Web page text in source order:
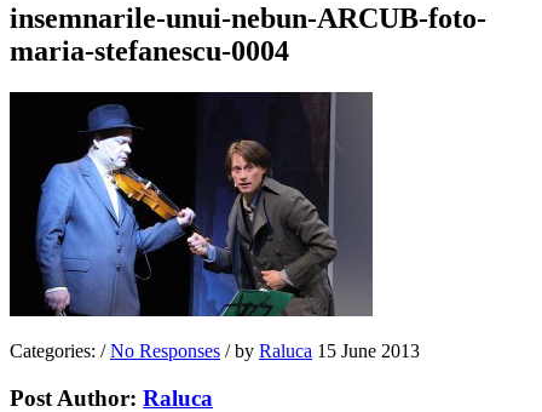
insemnarile-unui-nebun-ARCUB-foto-
maria-stefanescu-0004
Categories: / No Responses /by Raluca 15 June 2013
Post Author: Raluca